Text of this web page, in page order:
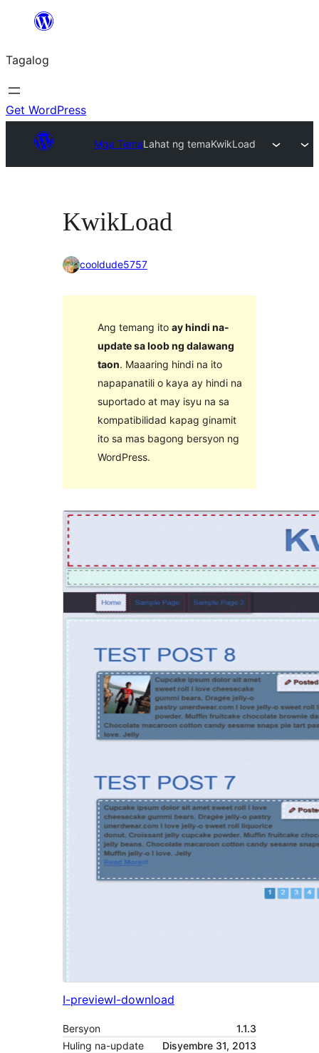
Lumaktaw
sa
content
Tagalog
Get WordPress
Mga TemaLahat ng temaKwikLoad
KwikLoad
cooldude5757
Ang temang ito ay hindi na-
update sa loob ng dalawang
taon. Maaaring hindi na ito
napapanatili o kaya ay hindi na
suportado at may isyu na sa
kompatibilidad kapag ginamit
ito sa mas bagong bersyon ng
WordPress.
I-previewI-download
Bersyon
1.1.3
Huling na-update
Disyembre 31, 2013